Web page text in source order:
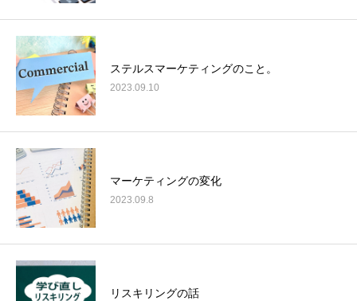
ステルスマーケティングのこと。
2023.09.10
マーケティングの変化
2023.09.8
リスキリングの話